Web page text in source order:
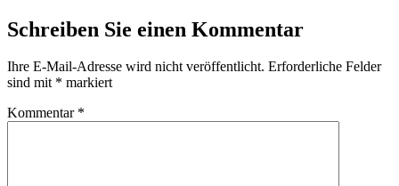
Schreiben Sie einen Kommentar
Ihre E-Mail-Adresse wird nicht veröffentlicht. Erforderliche Felder
sind mit * markiert
Kommentar *